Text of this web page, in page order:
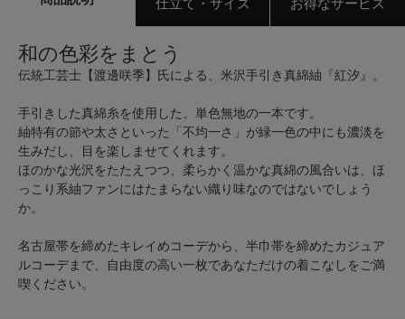
仕立て・サイズ お得なサービス
和の色彩をまとう
伝統工芸士【渡邊咲季】氏による、米沢手引き真綿紬『紅汐』。
手引きした真綿糸を使用した、単色無地の一本です。
紬特有の節や太さといった「不均一さ」が緑一色の中にも濃淡を
生みだし、目を楽しませてくれます。
ほのかな光沢をたたえつつ、柔らかく温かな真綿の風合いは、ほ
っこり系紬ファンにはたまらない織り味なのではないでしょう
か。
名古屋帯を締めたキレイめコーデから、半巾帯を締めたカジュア
ルコーデまで、自由度の高い一枚であなただけの着こなしをご満
喫ください。